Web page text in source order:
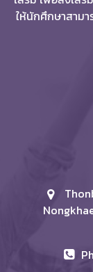
ให้นักศึกษาสาม